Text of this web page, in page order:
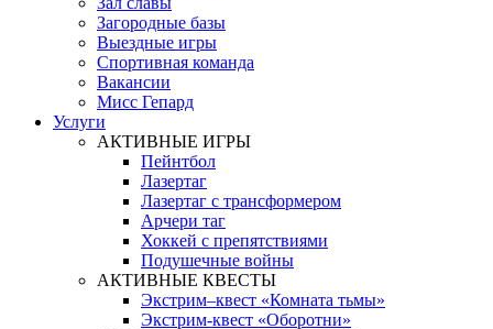
Загородные базы
Выездные игры
Спортивная команда
Вакансии
Мисс Гепард
Услуги
АКТИВНЫЕ ИГРЫ
Пейнтбол
Лазертаг
Лазертаг с трансформером
Арчери таг
Хоккей с препятствиями
Подушечные войны
АКТИВНЫЕ КВЕСТЫ
Экстрим–квест «Комната тьмы»
Экстрим-квест «Оборотни»